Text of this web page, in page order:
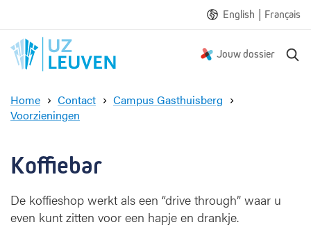
English | Français
Jouw dossier
Home Contact
Campus Gasthuisberg
Voorzieningen
f
e
b
Koffiebar
De koffieshop werkt als een “drive through” waar u
even kunt zitten voor een hapje en drankje.